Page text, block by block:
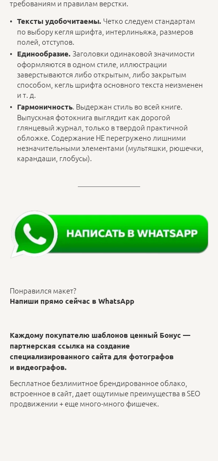
требованиям и правилам верстки.
Тексты удобочитаемы. Четко следуем стандартам
по выбору кегля шрифта, интерлиньяжа, размеров
полей, отступов.
Единообразие. Заголовки одинаковой значимости
оформляются в одном стиле, иллюстрации
заверстываются либо открытым, либо закрытым
способом, кегль шрифта основного текста неизменен
и т. д.
Гармоничность. Выдержан стиль во всей книге.
Выпускная фотокнига выглядит как дорогой
глянцевый журнал, только в твердой практичной
обложке. Содержание НЕ перегружено лишними
незначительными элементами (мультяшки, рюшечки,
карандаши, глобусы).
Понравился макет?
Напиши прямо сейчас в WhatsApp
Каждому покупателю шаблонов ценный Бонус —
партнерская ссылка на создание
специализированного сайта для фотографов
и видеографов.
Бесплатное безлимитное брендированное облако,
встроенное в сайт, дает ощутимые преимущества в SEO
продвижении + еще много-много фишечек.